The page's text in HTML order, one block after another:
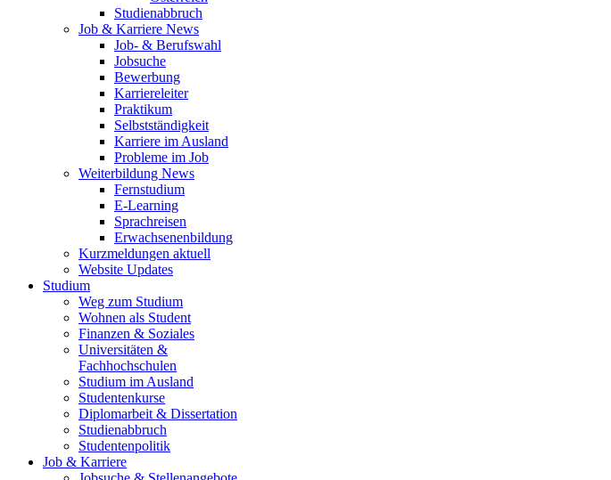
Studienabbruch
Job & Karriere News
Job- & Berufswahl
Jobsuche
Bewerbung
Karriereleiter
Praktikum
Selbstständigkeit
Karriere im Ausland
Probleme im Job
Weiterbildung News
Fernstudium
E-Learning
Sprachreisen
Erwachsenenbildung
Kurzmeldungen aktuell
Website Updates
Studium
Weg zum Studium
Wohnen als Student
Finanzen & Soziales
Universitäten &
Fachhochschulen
Studium im Ausland
Studentenkurse
Diplomarbeit & Dissertation
Studienabbruch
Studentenpolitik
Job & Karriere